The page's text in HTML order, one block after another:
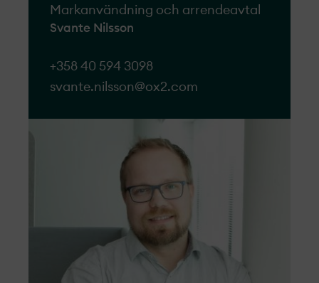
Markanvändning och arrendeavtal
Svante Nilsson
+358 40 594 3098
svante.nilsson@ox2.com